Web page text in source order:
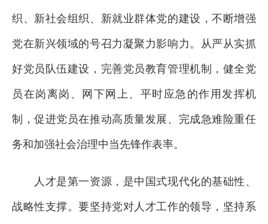
织、新社会组织、新就业群体党的建设，不断增强
党在新兴领域的号召力凝聚力影响力。从严从实抓
好党员队伍建设，完善党员教育管理机制，健全党
员在岗离岗、网下网上、平时应急的作用发挥机
制，促进党员在推动高质量发展、完成急难险重任
务和加强社会治理中当先锋作表率。
人才是第一资源，是中国式现代化的基础性、
战略性支撑。要坚持党对人才工作的领导，坚持系